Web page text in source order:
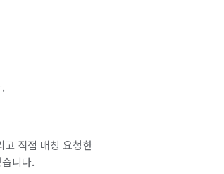
고 직접 매칭 요청한
니다.